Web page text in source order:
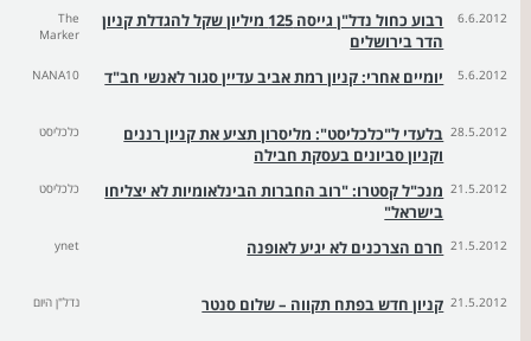
6.6.2012
רבוע כחול נדל"ן גייסה 125 מיליון שקל להגדלת קניון
הדר בירושלים
The
Marker
5.6.2012 יומיים אחרי: קניון רמת אביב עדיין סגור לאנשי חב"ד NANA10
28.5.2012 בלעדי ל"כלכליסט": מליסרון תציע את קניון רננים
וקניון סביונים בעסקת חבילה
כלכליסט
21.5.2012 מנכ"ל קסטרו: "רוב החברות הבינלאומיות לא יצליחו
בישראל"
כלכליסט
21.5.2012 חרם הצרכנים לא יגיע לאופנה ynet
21.5.2012 קניון חדש בפתח תקווה – שלום סנטר נדל"ן היום